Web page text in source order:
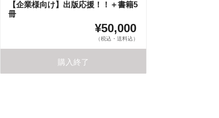
【企業様向け】出版応援！！＋書籍5
冊
¥50,000
（税込・送料込）
購入終了